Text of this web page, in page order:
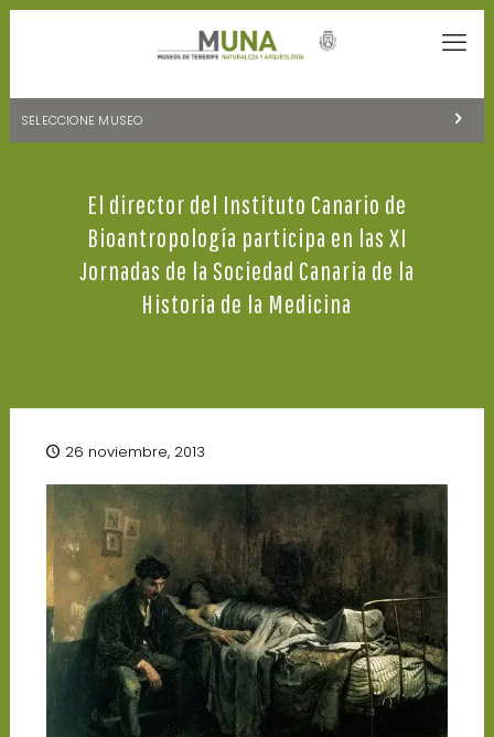
SELECCIONE MUSEO
NATURALEZA Y ARQUEOLOGÍA
LA CIENCIA Y EL COSMOS
HISTORIA Y ANTROPOLOGÍA
El director del Instituto Canario de
Bioantropología participa en las XI
Jornadas de la Sociedad Canaria de la
Historia de la Medicina
26 noviembre, 2013